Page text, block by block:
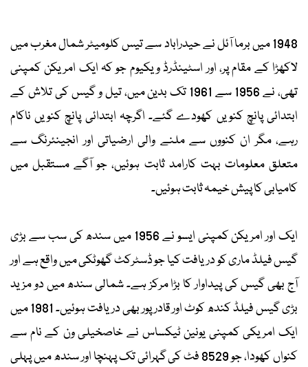
1948 میں برما آئل نے حیدراباد سے تیس کلومیٹر شمال مغرب میں
لاکھڑا کے مقام پر، اور اسٹینڈرڈ ویکیوم جو کہ ایک امریکن کمپنی
تھی، نے 1956 سے 1961 تک بدین میں، تیل و گیس کی تلاش کے
ابتدائی پانچ کنویں کھودے گئے۔ اگرچہ ابتدائی پانچ کنویں ناکام
رہے، مگر ان کنووں سے ملنے والی ارضیاتی اور انجینئرنگ سے
متعلق معلومات بہت کارامد ثابت ہوئیں، جو آگے مستقبل میں
کامیابی کا پیش خیمہ ثابت ہوئیں۔
ایک اور امریکن کمپنی ایسو نے 1956 میں سندھ کی سب سے بڑی
گیس فیلڈ ماری کو دریافت کیا جو ڈسٹرکٹ گھوٹکی میں واقع ہے اور
آج بھی گیس کی پیداوار کا بڑا مرکز ہے۔ شمالی سندھ میں دو مزید
بڑی گیس فیلڈ کندھ کوٹ اور قادرپور بھی دریافت ہوئیں۔ 1981 میں
ایک امریکی کمپنی یونین ٹیکساس نے خاصخیلی ون کے نام سے
کنواں کھودا، جو 8529 فٹ کی گہرائی تک پہنچا اور سندھ میں پہلی